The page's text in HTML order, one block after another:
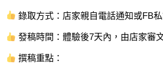
錄取方式：店家親自電話通知或FB私
發稿時間：體驗後7天內，由店家審
撰稿重點：